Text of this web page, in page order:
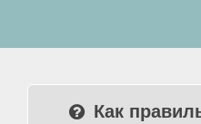
Как